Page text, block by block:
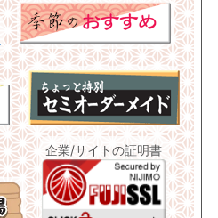
企業/サイトの証明書